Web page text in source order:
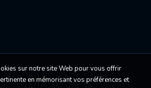
sur notre site Web pour vous offrir
en mémorisant vos préférences et